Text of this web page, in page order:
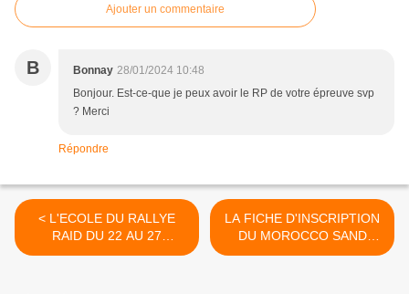
Ajouter un commentaire
B Bonnay 28/01/2024 10:48
Bonjour. Est-ce-que je peux avoir le RP de votre épreuve svp
? Merci
Répondre
< L'ECOLE DU RALLYE
RAID DU 22 AU 27
OCTOBRE 2023
LA FICHE D'INSCRIPTION
DU MOROCCO SAND
EXPRESS 10è EDITION >